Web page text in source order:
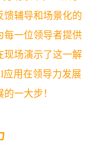
馈辅导和场景化的
每一位领导者提供
现场演示了这一解
应用在领导力发展
一大步！